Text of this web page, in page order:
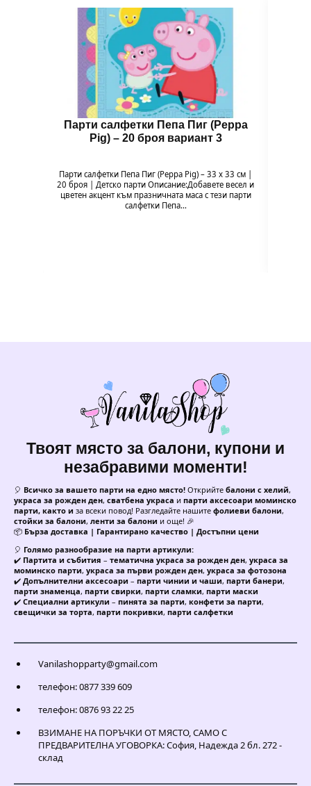
Парти салфетки Пепа Пиг (Peppa
Pig) – 20 броя вариант 3
Парти салфетки Пепа Пиг (Peppa Pig) – 33 x 33 см |
20 броя | Детско парти Описание:Добавете весел и
цветен акцент към празничната маса с тези парти
салфетки Пепа…
Твоят място за балони, купони и
незабравими моменти!
🎈 Всичко за вашето парти на едно място! Открийте балони с хелий,
украса за рожден ден, сватбена украса и парти аксесоари моминско
парти, както и за всеки повод! Разгледайте нашите фолиеви балони,
стойки за балони, ленти за балони и още! 🎉
📦 Бърза доставка | Гарантирано качество | Достъпни цени
🎈 Голямо разнообразие на парти артикули:
✔️ Партита и събития – тематична украса за рожден ден, украса за
моминско парти, украса за първи рожден ден, украса за фотозона
✔️ Допълнителни аксесоари – парти чинии и чаши, парти банери,
парти знаменца, парти свирки, парти сламки, парти маски
✔️ Специални артикули – пинята за парти, конфети за парти,
свещички за торта, парти покривки, парти салфетки
Vanilashopparty@gmail.com
телефон: 0877 339 609
телефон: 0876 93 22 25
ВЗИМАНЕ НА ПОРЪЧКИ ОТ МЯСТО, САМО С
ПРЕДВАРИТЕЛНА УГОВОРКА: София, Надежда 2 бл. 272 -
склад